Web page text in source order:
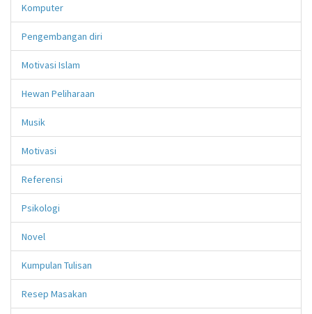
Komputer
Pengembangan diri
Motivasi Islam
Hewan Peliharaan
Musik
Motivasi
Referensi
Psikologi
Novel
Kumpulan Tulisan
Resep Masakan